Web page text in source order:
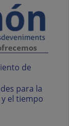
de
para la
el tiempo